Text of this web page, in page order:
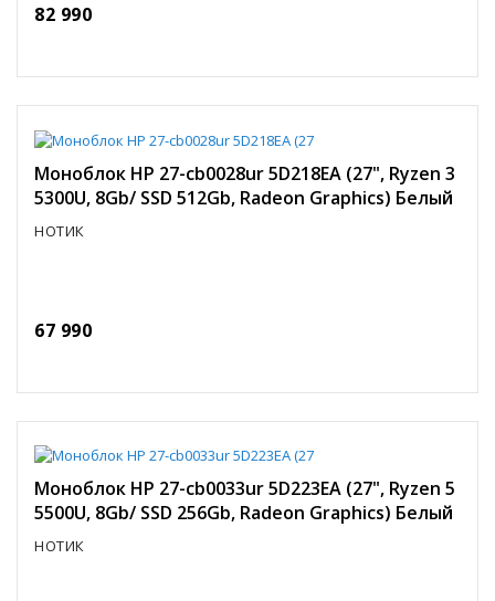
82 990
Моноблок HP 27-cb0028ur 5D218EA (27", Ryzen 3
5300U, 8Gb/ SSD 512Gb, Radeon Graphics) Белый
НОТИК
67 990
Моноблок HP 27-cb0033ur 5D223EA (27", Ryzen 5
5500U, 8Gb/ SSD 256Gb, Radeon Graphics) Белый
НОТИК